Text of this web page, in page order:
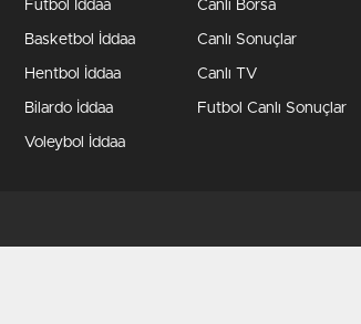
Futbol İddaa
Basketbol İddaa
Hentbol İddaa
Bilardo İddaa
Voleybol İddaa
Canlı Borsa
Canlı Sonuçlar
Canlı TV
Futbol Canlı Sonuçlar